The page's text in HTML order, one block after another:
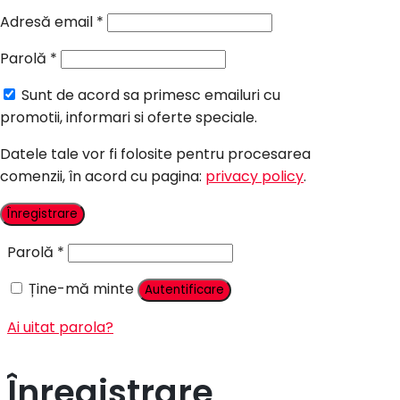
Candy Bar Botez
Contact
Autentificare
Parolă *
Ține-mă minte
Autentificare
Ai uitat parola?
Adresă email *
Parolă *
Sunt de acord sa primesc emailuri cu
promotii, informari si oferte speciale.
Datele tale vor fi folosite pentru procesarea
comenzii, în acord cu pagina: privacy policy.
Înregistrare